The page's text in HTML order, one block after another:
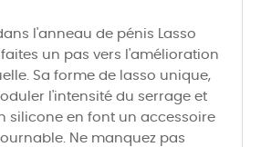
l'anneau de pénis Lasso
faites un pas vers l'amélioration
Sa forme de lasso unique,
l'intensité du serrage et
silicone en font un accessoire
Ne manquez pas